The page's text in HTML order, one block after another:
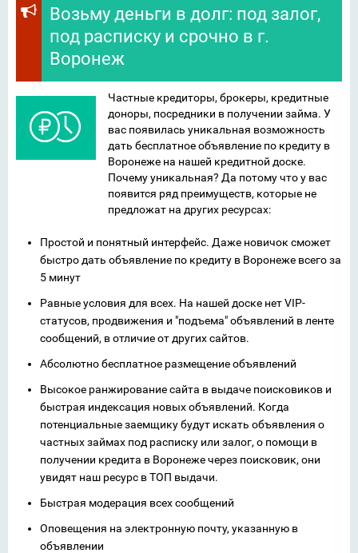
Возьму деньги в долг: под залог,
под расписку и срочно в г.
Воронеж
Частные кредиторы, брокеры, кредитные
доноры, посредники в получении займа. У
вас появилась уникальная возможность
дать бесплатное объявление по кредиту в
Воронеже на нашей кредитной доске.
Почему уникальная? Да потому что у вас
появится ряд преимуществ, которые не
предложат на других ресурсах:
Простой и понятный интерфейс. Даже новичок сможет
быстро дать объявление по кредиту в Воронеже всего за
5 минут
Равные условия для всех. На нашей доске нет VIP-
статусов, продвижения и "подъема" объявлений в ленте
сообщений, в отличие от других сайтов.
Абсолютно бесплатное размещение объявлений
Высокое ранжирование сайта в выдаче поисковиков и
быстрая индексация новых объявлений. Когда
потенциальные заемщику будут искать объявления о
частных займах под расписку или залог, о помощи в
получении кредита в Воронеже через поисковик, они
увидят наш ресурс в ТОП выдачи.
Быстрая модерация всех сообщений
Оповещения на электронную почту, указанную в
объявлении